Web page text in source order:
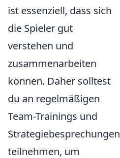
ist essenziell, dass sich
die Spieler gut
verstehen und
zusammenarbeiten
können. Daher solltest
du an regelmäßigen
Team-Trainings und
Strategiebesprechungen
teilnehmen, um